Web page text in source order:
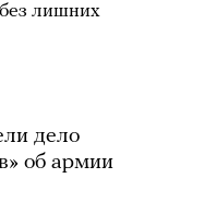
лишних
дело
об армии